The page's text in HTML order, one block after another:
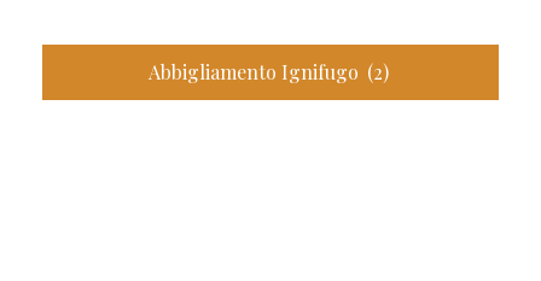
Abbigliamento Ignifugo (2)